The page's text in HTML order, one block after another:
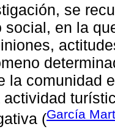
se
social, en la
la comunidad
(García